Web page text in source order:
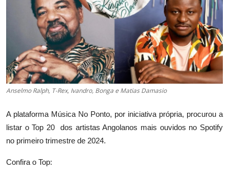
Anselmo Ralph, T-Rex, Ivandro, Bonga e Matias Damasio
A plataforma Música No Ponto, por iniciativa própria, procurou a
listar o Top 20 dos artistas Angolanos mais ouvidos no Spotify
no primeiro trimestre de 2024.
Confira o Top: